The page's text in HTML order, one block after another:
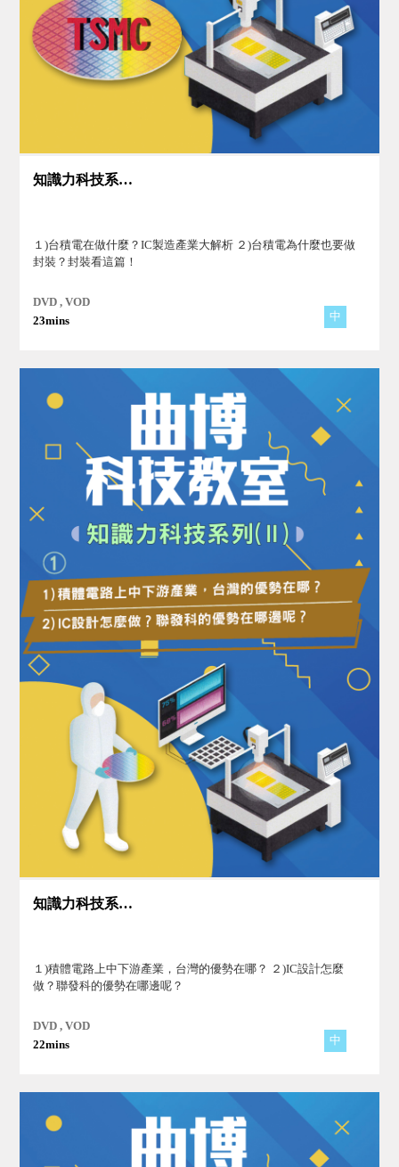
知識力科技系列Ⅱ(2)
１)台積電在做什麼？IC製造產業大解析 ２)台積電為什麼也要做
封裝？封裝看這篇！
DVD , VOD
23mins
中
知識力科技系列Ⅱ(1)
１)積體電路上中下游產業，台灣的優勢在哪？ ２)IC設計怎麼
做？聯發科的優勢在哪邊呢？
DVD , VOD
22mins
中